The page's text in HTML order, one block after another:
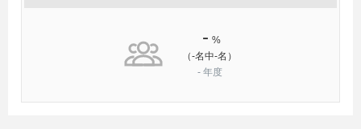
- %
（-名中-名）
- 年度